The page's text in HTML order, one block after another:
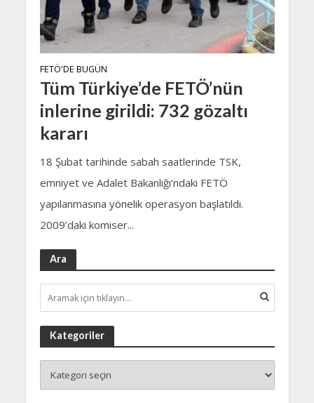
FETÖ'DE BUGÜN
Tüm Türkiye’de FETÖ’nün
inlerine girildi: 732 gözaltı
kararı
18 Şubat tarihinde sabah saatlerinde TSK,
emniyet ve Adalet Bakanlığı’ndaki FETÖ
yapılanmasına yönelik operasyon başlatıldı.
2009’daki komiser...
Ara
Kategoriler